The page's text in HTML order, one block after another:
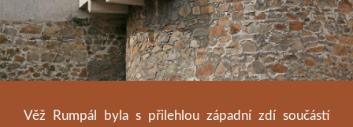
Věž Rumpál byla s přilehlou západní zdí součástí